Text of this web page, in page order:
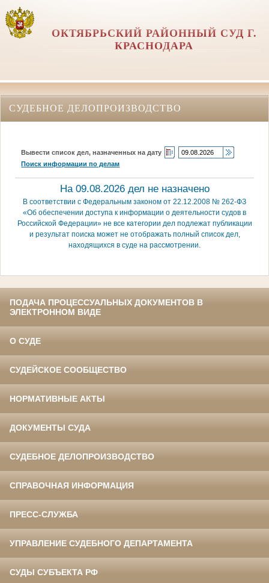
ОКТЯБРЬСКИЙ РАЙОННЫЙ СУД Г.
КРАСНОДАРА
СУДЕБНОЕ ДЕЛОПРОИЗВОДСТВО
Вывести список дел, назначенных на дату
Поиск информации по делам
На 09.08.2026 дел не назначено
В соответствии с Федеральным законом от 22.12.2008 № 262-ФЗ
«Об обеспечении доступа к информации о деятельности судов в
Российской Федерации» не все категории дел подлежат публикации
и результат поиска может не отображать полный список дел,
находящихся в суде на рассмотрении.
ПОДАЧА ПРОЦЕССУАЛЬНЫХ ДОКУМЕНТОВ В
ЭЛЕКТРОННОМ ВИДЕ
О СУДЕ
СУДЕЙСКОЕ СООБЩЕСТВО
НОРМАТИВНЫЕ АКТЫ
ДОКУМЕНТЫ СУДА
СУДЕБНОЕ ДЕЛОПРОИЗВОДСТВО
СПРАВОЧНАЯ ИНФОРМАЦИЯ
ПРЕСС-СЛУЖБА
УПРАВЛЕНИЕ СУДЕБНОГО ДЕПАРТАМЕНТА
СУДЫ СУБЪЕКТА РФ